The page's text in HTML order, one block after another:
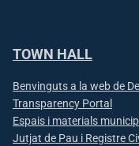
TOWN HALL
Benvinguts a la web de
Transparency Portal
Espais i materials
Jutjat de Pau i Registre